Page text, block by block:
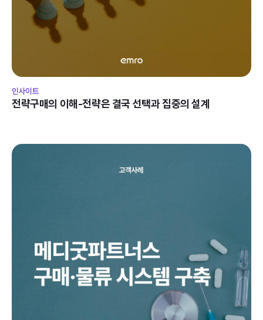
인사이트
전략구매의 이해-전략은 결국 선택과 집중의 설계